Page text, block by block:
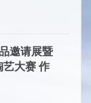
邀请展暨
艺大赛 作